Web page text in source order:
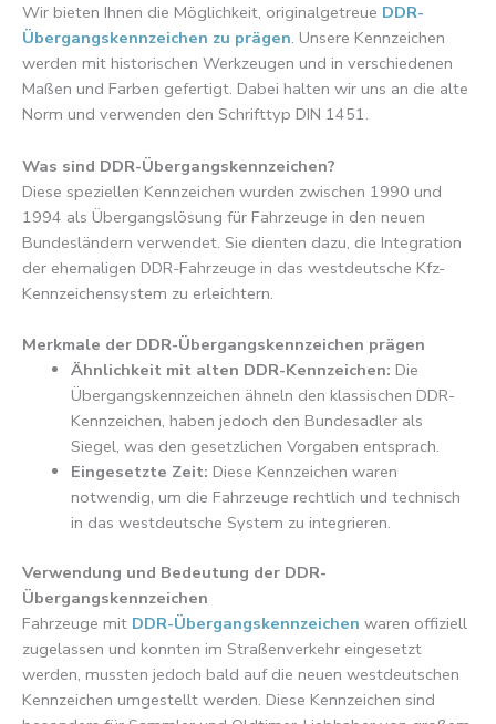
Wir bieten Ihnen die Möglichkeit, originalgetreue DDR-
Übergangskennzeichen zu prägen. Unsere Kennzeichen
werden mit historischen Werkzeugen und in verschiedenen
Maßen und Farben gefertigt. Dabei halten wir uns an die alte
Norm und verwenden den Schrifttyp DIN 1451.
Was sind DDR-Übergangskennzeichen?
Diese speziellen Kennzeichen wurden zwischen 1990 und
1994 als Übergangslösung für Fahrzeuge in den neuen
Bundesländern verwendet. Sie dienten dazu, die Integration
der ehemaligen DDR-Fahrzeuge in das westdeutsche Kfz-
Kennzeichensystem zu erleichtern.
Merkmale der DDR-Übergangskennzeichen prägen
Ähnlichkeit mit alten DDR-Kennzeichen: Die
Übergangskennzeichen ähneln den klassischen DDR-
Kennzeichen, haben jedoch den Bundesadler als
Siegel, was den gesetzlichen Vorgaben entsprach.
Eingesetzte Zeit: Diese Kennzeichen waren
notwendig, um die Fahrzeuge rechtlich und technisch
in das westdeutsche System zu integrieren.
Verwendung und Bedeutung der DDR-
Übergangskennzeichen
Fahrzeuge mit DDR-Übergangskennzeichen waren offiziell
zugelassen und konnten im Straßenverkehr eingesetzt
werden, mussten jedoch bald auf die neuen westdeutschen
Kennzeichen umgestellt werden. Diese Kennzeichen sind